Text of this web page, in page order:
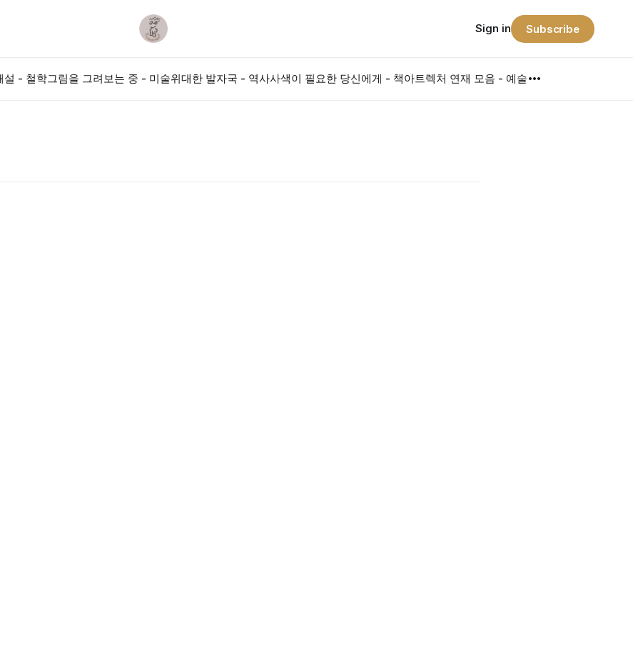
설 - 철학그림을 그려보는 중 - 미술위대한 발자국 - 역사사색이 필요한 당신에게 - 책아트렉처 연재 모음 - 예술
Sign in Subscribe